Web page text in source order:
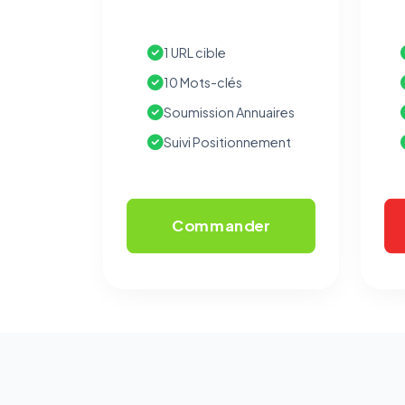
1 URL cible
10 Mots-clés
Soumission Annuaires
Suivi Positionnement
Commander